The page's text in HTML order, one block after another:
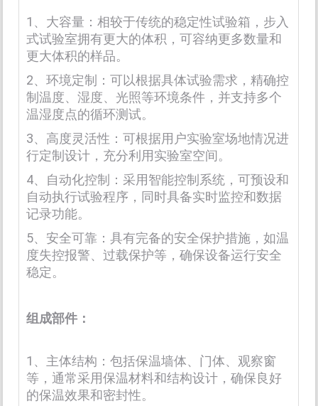
1、大容量：相较于传统的稳定性试验箱，步入
式试验室拥有更大的体积，可容纳更多数量和
更大体积的样品。
2、环境定制：可以根据具体试验需求，精确控
制温度、湿度、光照等环境条件，并支持多个
温湿度点的循环测试。
3、高度灵活性：可根据用户实验室场地情况进
行定制设计，充分利用实验室空间。
4、自动化控制：采用智能控制系统，可预设和
自动执行试验程序，同时具备实时监控和数据
记录功能。
5、安全可靠：具有完备的安全保护措施，如温
度失控报警、过载保护等，确保设备运行安全
稳定。
组成部件：
1、主体结构：包括保温墙体、门体、观察窗
等，通常采用保温材料和结构设计，确保良好
的保温效果和密封性。